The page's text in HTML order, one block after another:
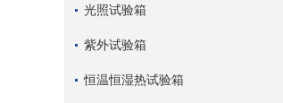
光照试验箱
紫外试验箱
恒温恒湿热试验箱